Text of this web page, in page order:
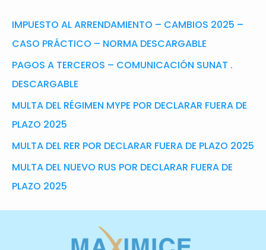
IMPUESTO AL ARRENDAMIENTO – CAMBIOS 2025 –
CASO PRÁCTICO – NORMA DESCARGABLE
PAGOS A TERCEROS – COMUNICACIÓN SUNAT .
DESCARGABLE
MULTA DEL RÉGIMEN MYPE POR DECLARAR FUERA DE
PLAZO 2025
MULTA DEL RER POR DECLARAR FUERA DE PLAZO 2025
MULTA DEL NUEVO RUS POR DECLARAR FUERA DE
PLAZO 2025